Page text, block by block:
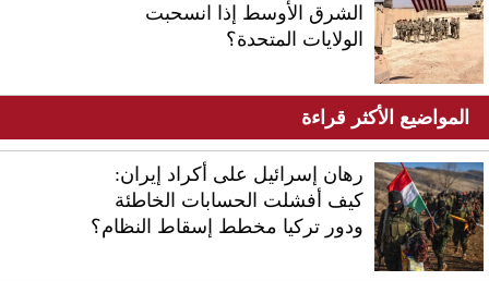
الشرق الأوسط إذا انسحبت
الولايات المتحدة؟
المواضيع الأكثر قراءة
رهان إسرائيل على أكراد إيران:
كيف أفشلت الحسابات الخاطئة
ودور تركيا مخطط إسقاط النظام؟